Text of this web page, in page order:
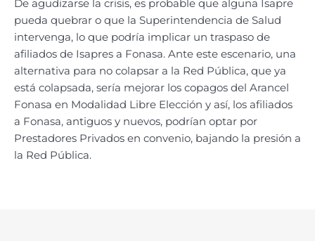
De agudizarse la crisis, es probable que alguna Isapre
pueda quebrar o que la Superintendencia de Salud
intervenga, lo que podría implicar un traspaso de
afiliados de Isapres a Fonasa. Ante este escenario, una
alternativa para no colapsar a la Red Pública, que ya
está colapsada, sería mejorar los copagos del Arancel
Fonasa en Modalidad Libre Elección y así, los afiliados
a Fonasa, antiguos y nuevos, podrían optar por
Prestadores Privados en convenio, bajando la presión a
la Red Pública.